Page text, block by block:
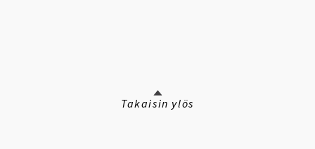
Takaisin ylös